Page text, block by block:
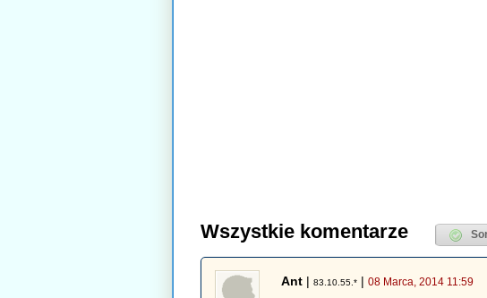
Wszystkie komentarze
Ant |83.10.55.* |08 Marca, 2014 11:59